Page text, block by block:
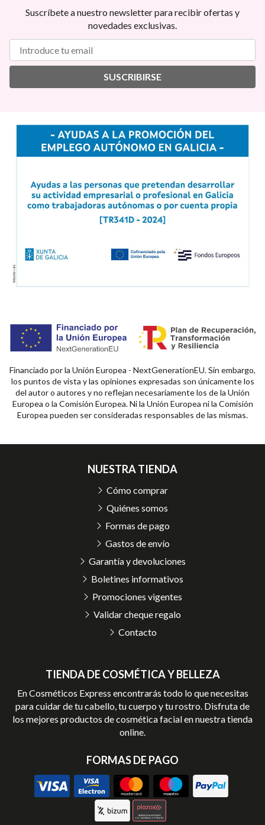
Suscríbete a nuestro newsletter para recibir ofertas y
novedades exclusivas.
SUSCRIBIRSE
Financiado por la Unión Europea - NextGenerationEU. Sin embargo,
los puntos de vista y las opiniones expresadas son únicamente los
del autor o autores y no reflejan necesariamente los de la Unión
Europea o la Comisión Europea. Ni la Unión Europea ni la Comisión
Europea pueden ser consideradas responsables de las mismas.
TIENDA DE COSMÉTICA Y BELLEZA
En Cosméticos Express encontrarás todo lo que necesitas
para cuidar de tu cabello, tu cuerpo y tu rostro. Disfruta de
los mejores productos de cosmética facial en nuestra tienda
online.
FORMAS DE PAGO
NUESTRA TIENDA
Cómo comprar
Quiénes somos
Formas de pago
Gastos de envío
Garantía y devoluciones
Boletines informativos
Promociones vigentes
Validar cheque regalo
Contacto